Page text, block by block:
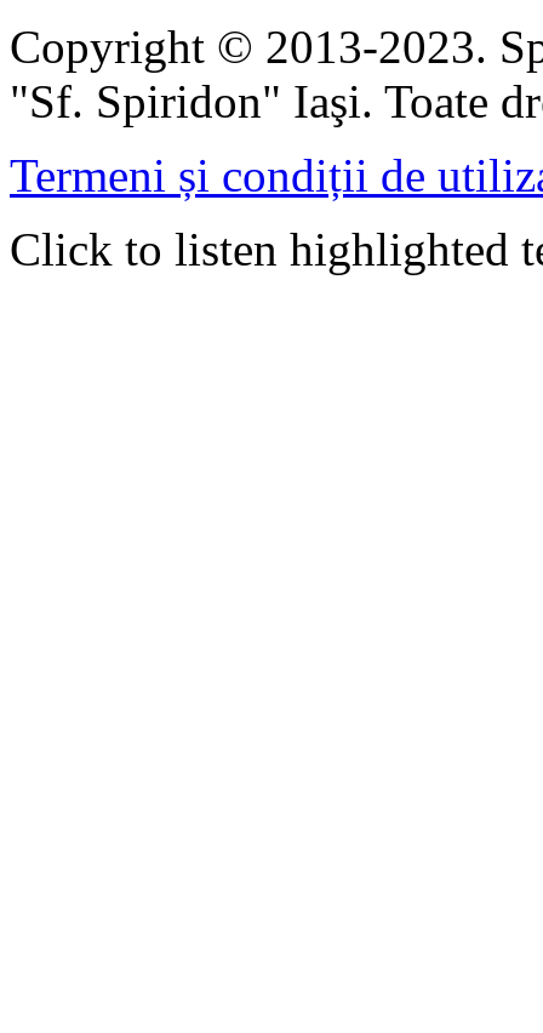
Copyright © 2013-2023.
"Sf. Spiridon" Iaşi. Toate
Termeni și condiții de
Click to listen highlighted